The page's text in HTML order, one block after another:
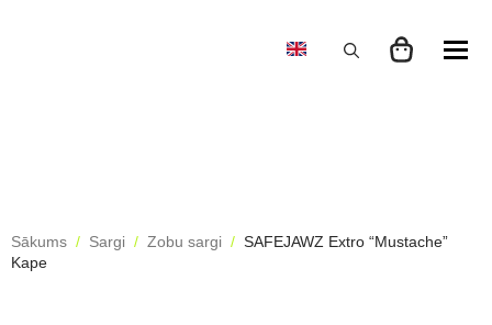
Sākums Sargi Zobu sargi
SAFEJAWZ Extro “Mustache”
Kape